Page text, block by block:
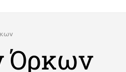
Όρκων